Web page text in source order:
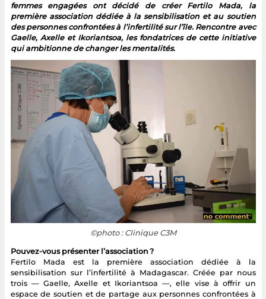
femmes engagées ont décidé de créer Fertilo Mada, la
première association dédiée à la sensibilisation et au soutien
des personnes confrontées à l’infertilité sur l’île. Rencontre avec
Gaelle, Axelle et Ikoriantsoa, les fondatrices de cette initiative
qui ambitionne de changer les mentalités.
©photo : Clinique C3M
Pouvez-vous présenter l’association ?
Fertilo Mada est la première association dédiée à la
sensibilisation sur l’infertilité à Madagascar. Créée par nous
trois — Gaelle, Axelle et Ikoriantsoa —, elle vise à offrir un
espace de soutien et de partage aux personnes confrontées à